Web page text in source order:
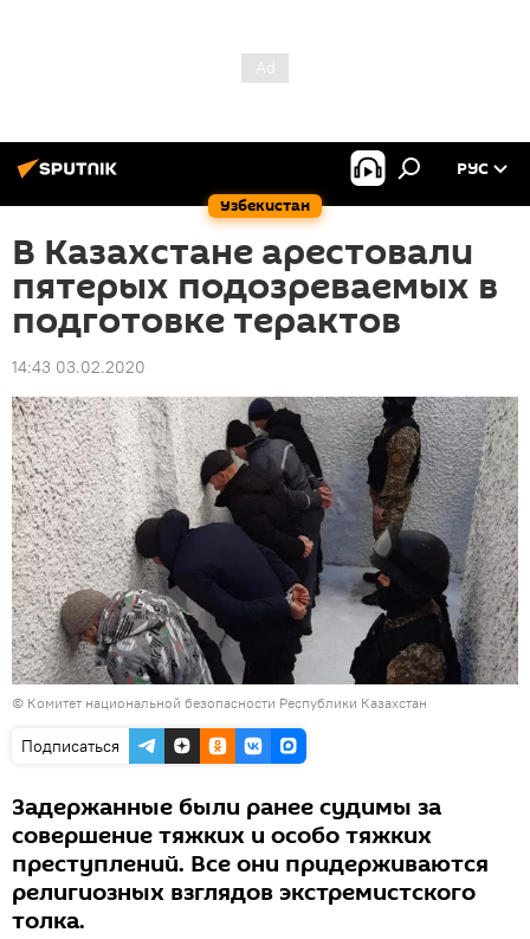
Узбекистан
РУС
В Казахстане арестовали
пятерых подозреваемых в
подготовке терактов
14:43 03.02.2020
© Комитет национальной безопасности Республики Казахстан
Подписаться
Задержанные были ранее судимы за
совершение тяжких и особо тяжких
преступлений. Все они придерживаются
религиозных взглядов экстремистского
толка.